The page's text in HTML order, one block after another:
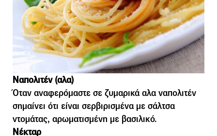
Ναπολιτέν (αλα)
Όταν αναφερόμαστε σε ζυμαρικά αλα ναπολιτέν
σημαίνει ότι είναι σερβιρισμένα με σάλτσα
ντομάτας, αρωματισμένη με βασιλικό.
Νέκταρ